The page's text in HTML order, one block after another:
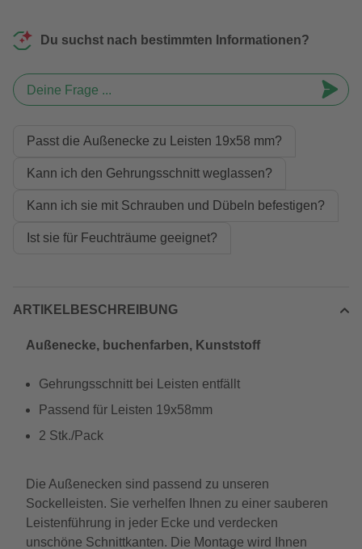
Du suchst nach bestimmten Informationen?
Deine Frage ...
Passt die Außenecke zu Leisten 19x58 mm?
Kann ich den Gehrungsschnitt weglassen?
Kann ich sie mit Schrauben und Dübeln befestigen?
Ist sie für Feuchträume geeignet?
ARTIKELBESCHREIBUNG
Außenecke, buchenfarben, Kunststoff
Gehrungsschnitt bei Leisten entfällt
Passend für Leisten 19x58mm
2 Stk./Pack
Die Außenecken sind passend zu unseren
Sockelleisten. Sie verhelfen Ihnen zu einer sauberen
Leistenführung in jeder Ecke und verdecken
unschöne Schnittkanten. Die Montage wird Ihnen